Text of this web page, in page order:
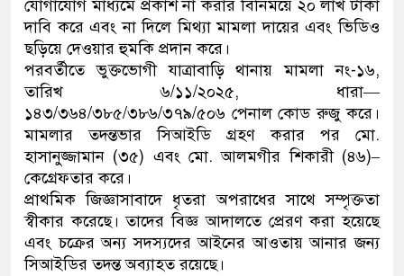
যোগাযোগ মাধ্যমে প্রকাশ না করার বিনিময়ে ২০ লাখ টাকা
দাবি করে এবং না দিলে মিথ্যা মামলা দায়ের এবং ভিডিও
ছড়িয়ে দেওয়ার হুমকি প্রদান করে।
পরবর্তীতে ভুক্তভোগী যাত্রাবাড়ি থানায় মামলা নং-১৬,
তারিখ ৬/১১/২০২৫, ধারা—
১৪৩/৩৬৪/৩৮৫/৩৮৬/৩৭৯/৫০৬ পেনাল কোড রুজু করে।
মামলার তদন্তভার সিআইডি গ্রহণ করার পর মো.
হাসানুজ্জামান (৩৫) এবং মো. আলমগীর শিকারী (৪৬)–
কেগ্রেফতার করে।
প্রাথমিক জিজ্ঞাসাবাদে ধৃতরা অপরাধের সাথে সম্পৃক্ততা
স্বীকার করেছে। তাদের বিজ্ঞ আদালতে প্রেরণ করা হয়েছে
এবং চক্রের অন্য সদস্যদের আইনের আওতায় আনার জন্য
সিআইডির তদন্ত অব্যাহত রয়েছে।